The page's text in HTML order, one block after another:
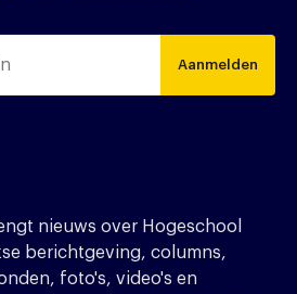
Aanmelden
nieuws over Hogeschool
berichtgeving, columns,
foto's, video's en